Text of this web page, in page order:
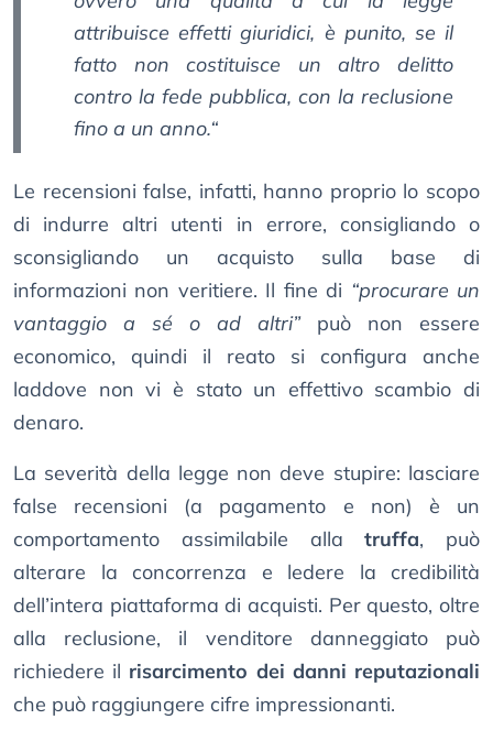
attribuisce effetti giuridici, è punito, se il
fatto non costituisce un altro delitto
contro la fede pubblica, con la reclusione
fino a un anno.“
Le recensioni false, infatti, hanno proprio lo scopo
di indurre altri utenti in errore, consigliando o
sconsigliando un acquisto sulla base di
informazioni non veritiere. Il fine di “procurare un
vantaggio a sé o ad altri”può non essere
economico, quindi il reato si configura anche
laddove non vi è stato un effettivo scambio di
denaro.
La severità della legge non deve stupire: lasciare
false recensioni (a pagamento e non) è un
comportamento assimilabile allatruffa, può
alterare la concorrenza e ledere la credibilità
dell’intera piattaforma di acquisti. Per questo, oltre
alla reclusione, il venditore danneggiato può
richiedere il risarcimento dei danni reputazionali
che può raggiungere cifre impressionanti.